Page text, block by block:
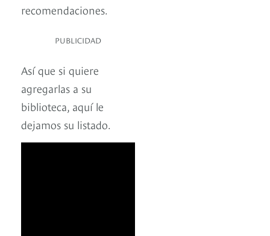
recomendaciones.
PUBLICIDAD
Así que si quiere
agregarlas a su
biblioteca, aquí le
dejamos su listado.